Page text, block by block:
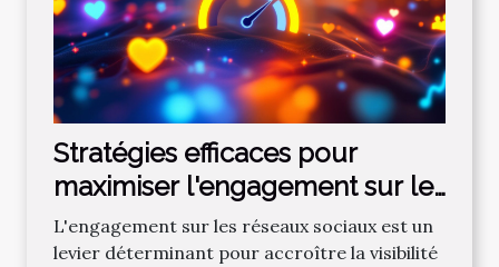
Stratégies efficaces pour
maximiser l'engagement sur les
réseaux sociaux
L'engagement sur les réseaux sociaux est un
levier déterminant pour accroître la visibilité